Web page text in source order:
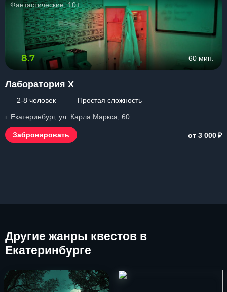
Фантастические, 10+
8.7 60 мин.
Лаборатория Х
2-8 человек
Простая сложность
г. Екатеринбург, ул. Карла Маркса, 60
Забронировать от 3 000₽
Другие жанры квестов в
Екатеринбурге